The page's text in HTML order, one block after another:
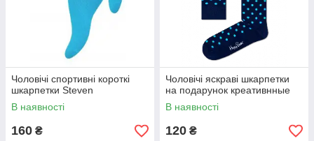
Чоловічі спортивні короткі
шкарпетки Steven
В наявності
160 ₴
Чоловічі яскраві шкарпетки
на подарунок креативнные
В наявності
120 ₴